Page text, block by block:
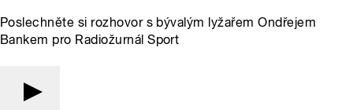
Poslechněte si rozhovor s bývalým lyžařem Ondřejem
Bankem pro Radiožurnál Sport